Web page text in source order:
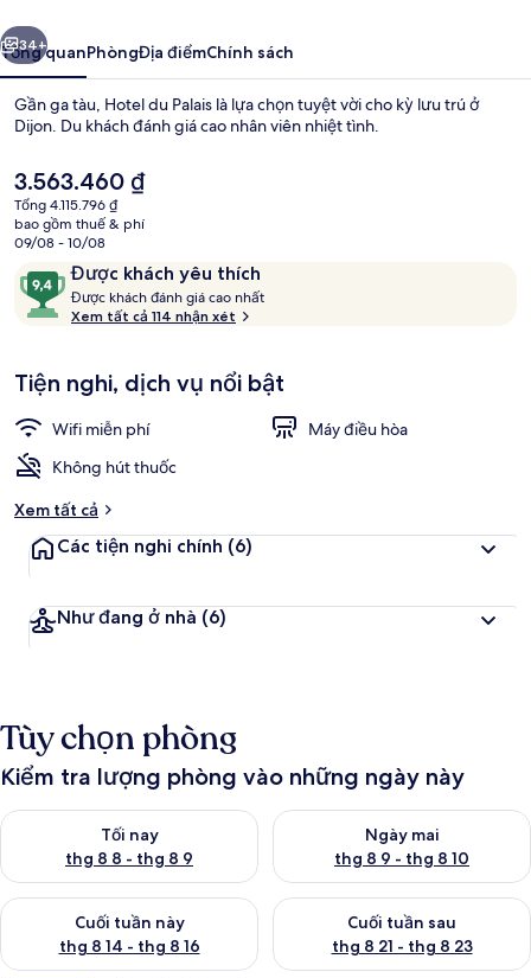
Tiếp
34+
Tổng quanPhòngĐịa điểmChính sách
Gần ga tàu, Hotel du Palais là lựa chọn tuyệt vời cho kỳ lưu trú ở
Dijon. Du khách đánh giá cao nhân viên nhiệt tình.
Giá
hiện
tại
là
3.563.460 ₫
3.563.460 ₫
Tổng 4.115.796 ₫
bao gồm thuế & phí
09/08 - 10/08
Nhận
xét
Được khách yêu thích
9,4
trên
10,
khách
yêu
thích
Được khách đánh giá cao nhất
k
h
đ
h
t
Xem tất cả 114 nhận xét
Tiện nghi, dịch vụ nổi bật
Wifi miễn phí
Máy điều hòa
Không hút thuốc
Xem tất cả
Các tiện nghi chính (6)
Như đang ở nhà (6)
Tùy chọn phòng
Kiểm tra lượng phòng vào những ngày này
Tối nay
thg 8 8 - thg 8 9
Kiểm tra lượng phòng tối nay từ thg 8 8 - thg 8 9
Ngày mai
thg 8 9 - thg 8 10
Kiểm tra lượng phòng ngày
Cuối tuần này
thg 8 14 - thg 8 16
Kiểm tra lượng phòng cuối tuần này từ thg 8 14 - thg 8 16
Cuối tuần sau
thg 8 21 - thg 8 23
Kiểm tra lượng phòng cuối